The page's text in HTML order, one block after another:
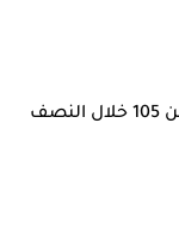
الصحة: ارتفاع الإقبال على الخط الساخن 105 خلال النصف